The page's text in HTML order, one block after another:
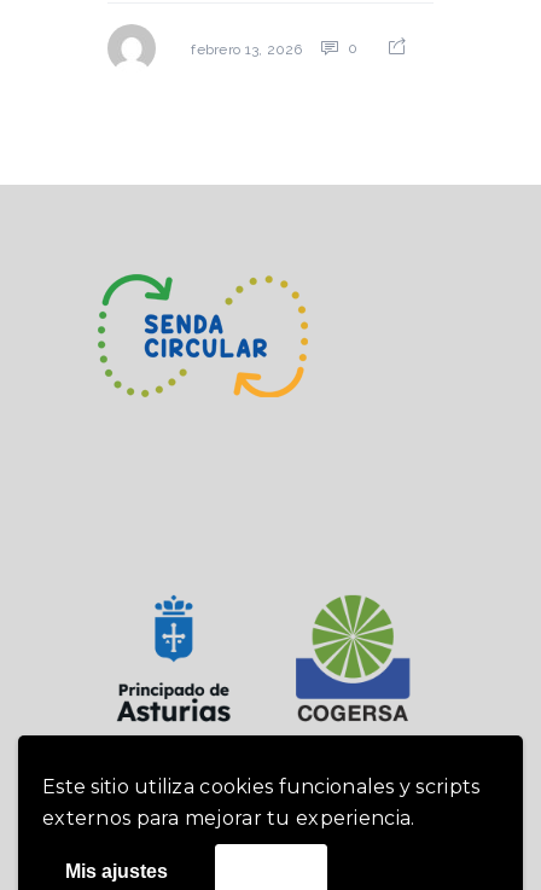
Este sitio utiliza cookies funcionales y scripts
externos para mejorar tu experiencia.
Mis ajustes
febrero 13, 2026 0
Cogersa 2019 -